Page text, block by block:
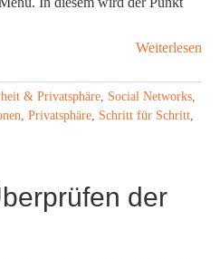
Weiterlesen
& Privatsphäre, Social Networks,
, Privatsphäre, Schritt für Schritt,
der